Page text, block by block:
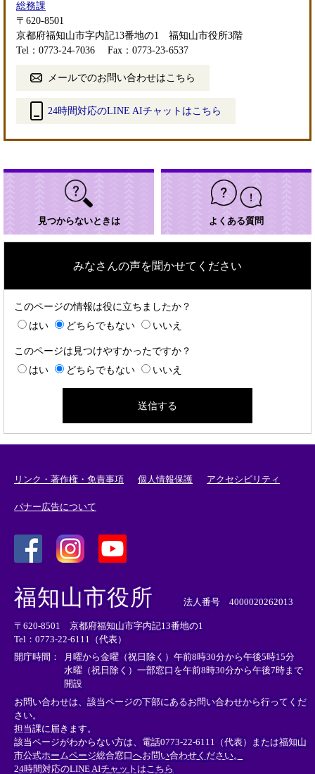
総務課
〒620-8501
京都府福知山市字内記13番地の1 福知山市役所3階
Tel：0773-24-7036
Fax：0773-23-6537
メールでのお問い合わせはこちら
24時間対応のLINE AIチャットはこちら
リ
見つからないときは よくある質問
みなさんの声を聞かせてください
このページの情報は役に立ちましたか？
はい
どちらでもない いいえ
このページは見つけやすかったですか？
はい
どちらでもない いいえ
リンク・著作権・免責事項 個人情報保護 アクセシビリティ
バナー広告について
外
部
リ
ン
ク
＞
外
リ
ン
ク
＞
外
部
ン
ク
＞
福知山市役所 法人番号 4000020262013
〒620-8501 京都府福知山市字内記13番地の1
Tel：0773-22-6111（代表）
開庁時間：
月曜から金曜（祝日除く）午前8時30分から午後5時15分
水曜（祝日除く）一部窓口を午前8時30分から午後7時まで
開設
お問い合わせは、該当ページの下部にあるお問い合わせから行ってくだ
さい。
担当課に届きます。
該当ページがわからない方は、電話0773-22-6111（代表）または福知山
市公式ホームページ総合窓口へお問い合わせください。
24時間対応のLINE AIチャットはこちら